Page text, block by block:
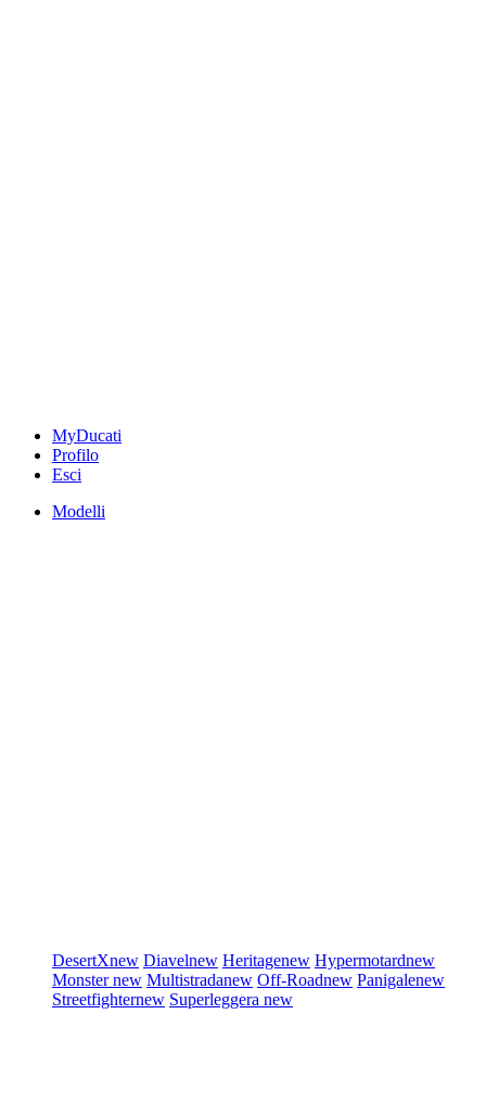
MyDucati
Profilo
Esci
Modelli
DesertXnew Diavelnew Heritagenew Hypermotardnew
Monsternew Multistradanew Off-Roadnew Panigalenew
Streetfighternew Superleggera new